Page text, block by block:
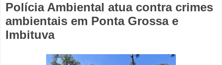
Polícia Ambiental atua contra crimes
ambientais em Ponta Grossa e
Imbituva